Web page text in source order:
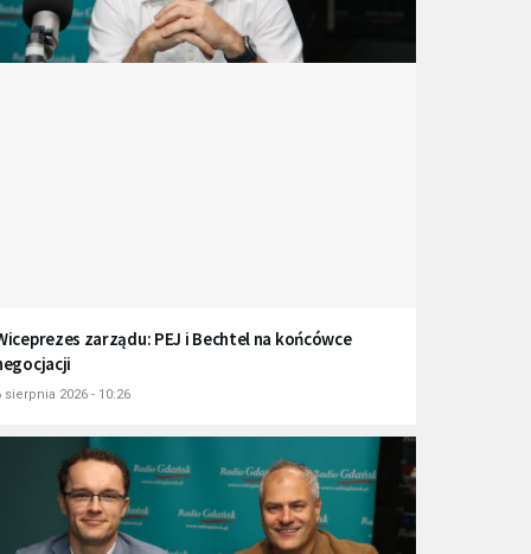
zarządu: PEJ i Bechtel na końcówce
sierpnia 2026 - 10:26